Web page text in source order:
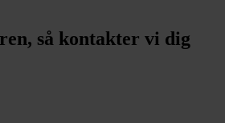
så kontakter vi dig